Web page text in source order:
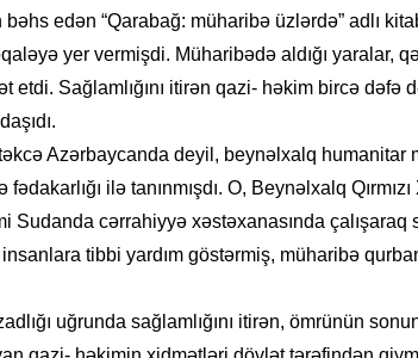
edən “Qarabağ: müharibə üzlərdə” adlı
yer vermişdi. Müharibədə aldığı yaralar,
etdi. Sağlamlığını itirən qazi- həkim bircə dəfə
Azərbaycanda deyil, beynəlxalq humanitar
fədakarlığı ilə tanınmışdı. O, Beynəlxalq
Sudanda cərrahiyyə xəstəxanasında çalışaraq
tibbi yardım göstərmiş, müharibə
uğrunda sağlamlığını itirən, ömrünün